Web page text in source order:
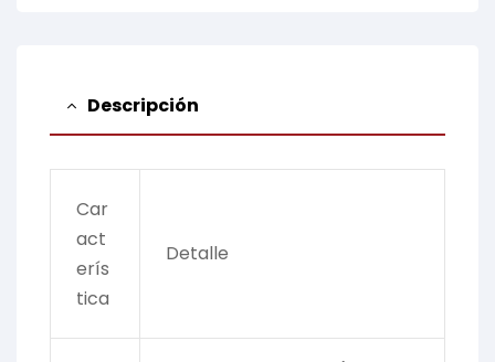
Descripción
Car
act
erís
tica
Detalle